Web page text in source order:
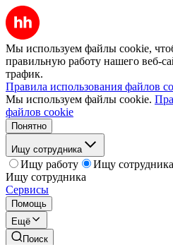
Мы используем файлы cookie,
правильную работу нашего веб-
трафик.
Правила использования файлов
Мы используем файлы cookie.
файлов cookie
Понятно
Ищу сотрудника
Ищу работу
Ищу сотрудника
Ищу сотрудника
Сервисы
Помощь
Ещё
Поиск